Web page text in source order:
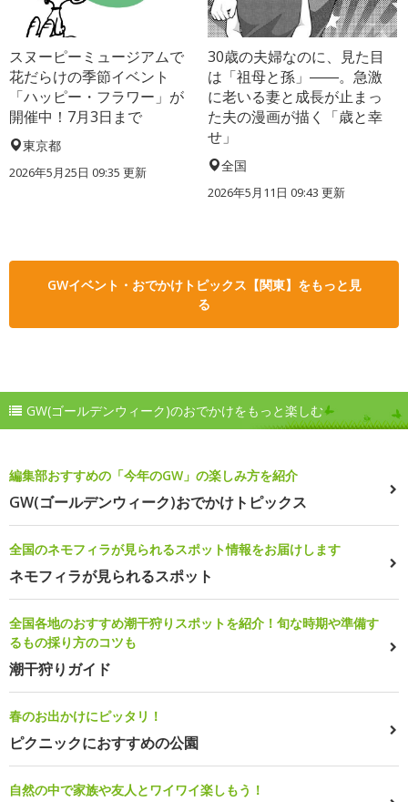
スヌーピーミュージアムで
花だらけの季節イベント
「ハッピー・フラワー」が
開催中！7月3日まで
東京都
2026年5月25日 09:35 更新
30歳の夫婦なのに、見た目
は「祖母と孫」――。急激
に老いる妻と成長が止まっ
た夫の漫画が描く「歳と幸
せ」
全国
2026年5月11日 09:43 更新
GWイベント・おでかけトピックス【関東】をもっと見
る
GW(ゴールデンウィーク)のおでかけをもっと楽しむ
編集部おすすめの「今年のGW」の楽しみ方を紹介
GW(ゴールデンウィーク)おでかけトピックス
全国のネモフィラが見られるスポット情報をお届けします
ネモフィラが見られるスポット
全国各地のおすすめ潮干狩りスポットを紹介！旬な時期や準備す
るもの採り方のコツも
潮干狩りガイド
春のお出かけにピッタリ！
ピクニックにおすすめの公園
自然の中で家族や友人とワイワイ楽しもう！